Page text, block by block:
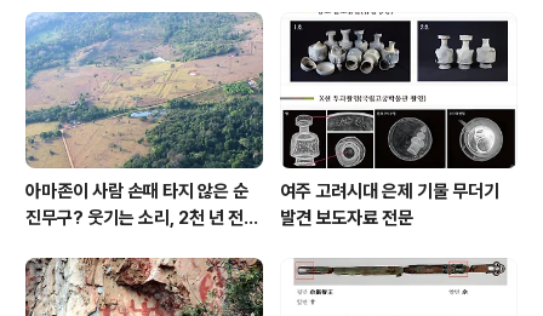
아마존이 사람 손때 타지 않은 순
진무구? 웃기는 소리, 2천 년 전에
여주 고려시대 은제 기물 무더기
발견 보도자료 전문